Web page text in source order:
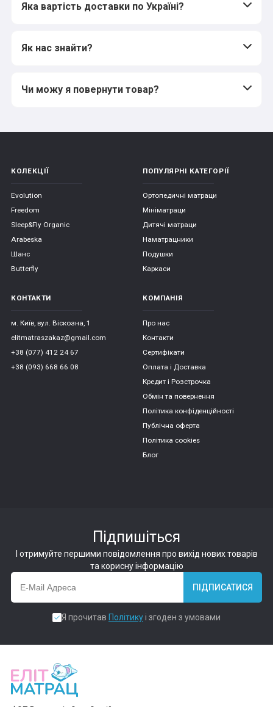
Яка вартість доставки по Україні?
Як нас знайти?
Чи можу я повернути товар?
КОЛЕКЦІЇ
Evolution
Freedom
Sleep&Fly Organic
Arabeska
Шанс
Butterfly
ПОПУЛЯРНІ КАТЕГОРІЇ
Ортопедичні матраци
Мініматраци
Дитячі матраци
Наматрацники
Подушки
Каркаси
КОНТАКТИ
м. Київ, вул. Віскозна, 1
elitmatraszakaz@gmail.com
+38 (077) 412 24 67
+38 (093) 668 66 08
КОМПАНІЯ
Про нас
Контакти
Сертифікати
Оплата і Доставка
Кредит і Розстрочка
Обмін та повернення
Політика конфіденційності
Публічна оферта
Політика cookies
Блог
Підпишіться
І отримуйте першими повідомлення про вихід нових товарів
та корисну інформацію
ПІДПИСАТИСЯ
Я прочитав Політикуі згоден з умовами